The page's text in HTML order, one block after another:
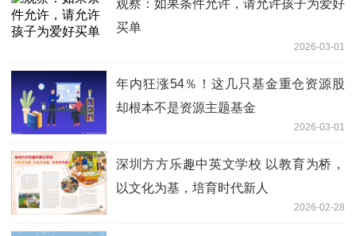
观察：如果条件允许，请允许孩子为爱好
买单
2026-03-01
年内狂涨54％！这几只基金重仓资源股
却根本不是资源主题基金
2026-03-01
深圳方方乐趣中英文学校 以教育为桥，
以文化为基，培育时代新人
2026-02-28